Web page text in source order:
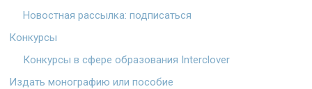
Новостная рассылка: подписаться
Конкурсы
Конкурсы в сфере образования Interclover
Издать монографию или пособие